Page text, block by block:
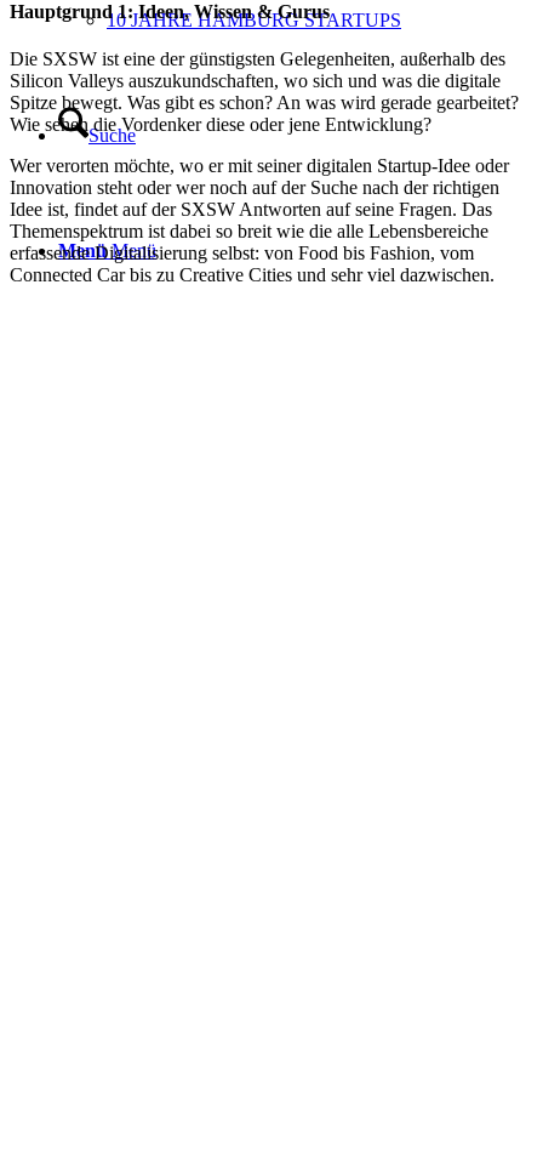
10 JAHRE HAMBURG STARTUPS
Suche
Menü Menü
Hauptgrund 1: Ideen, Wissen & Gurus
Die SXSW ist eine der günstigsten Gelegenheiten, außerhalb des
Silicon Valleys auszukundschaften, wo sich und was die digitale
Spitze bewegt. Was gibt es schon? An was wird gerade gearbeitet?
Wie sehen die Vordenker diese oder jene Entwicklung?
Wer verorten möchte, wo er mit seiner digitalen Startup-Idee oder
Innovation steht oder wer noch auf der Suche nach der richtigen
Idee ist, findet auf der SXSW Antworten auf seine Fragen. Das
Themenspektrum ist dabei so breit wie die alle Lebensbereiche
erfassende Digitalisierung selbst: von Food bis Fashion, vom
Connected Car bis zu Creative Cities und sehr viel dazwischen.